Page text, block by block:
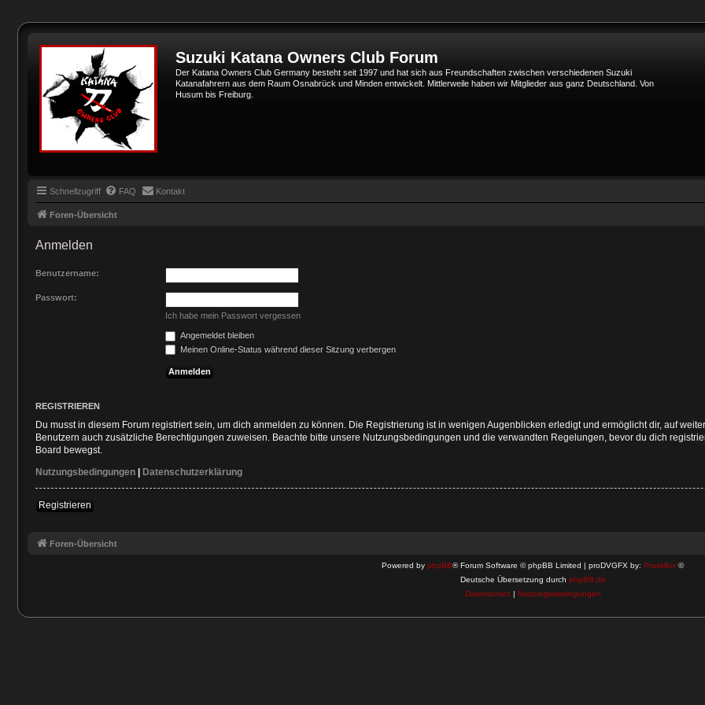
Suzuki Katana Owners Club Forum
Der Katana Owners Club Germany besteht seit 1997 und hat sich aus Freundschaften zwischen verschiedenen Suzuki
Katanafahrern aus dem Raum Osnabrück und Minden entwickelt. Mittlerweile haben wir Mitglieder aus ganz Deutschland. Von
Husum bis Freiburg.
Schnellzugriff FAQ Kontakt
Foren-Übersicht
Anmelden
Benutzername:
Passwort:
Ich habe mein Passwort vergessen
Angemeldet bleiben
Meinen Online-Status während dieser Sitzung verbergen
REGISTRIEREN
Du musst in diesem Forum registriert sein, um dich anmelden zu können. Die Registrierung ist in wenigen Augenblicken erledigt und ermöglicht dir, auf
Benutzern auch zusätzliche Berechtigungen zuweisen. Beachte bitte unsere Nutzungsbedingungen und die verwandten Regelungen, bevor du dich
Board bewegst.
Nutzungsbedingungen | Datenschutzerklärung
Registrieren
Foren-Übersicht
Powered by phpBB® Forum Software © phpBB Limited | proDVGFX by: Prosk8er ©
Deutsche Übersetzung durch phpBB.de
Datenschutz| Nutzungsbedingungen